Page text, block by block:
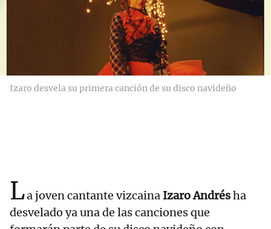
Izaro desvela su primera canción de su disco navideño
La joven cantante vizcaina Izaro Andrésha
desvelado ya una de las canciones que